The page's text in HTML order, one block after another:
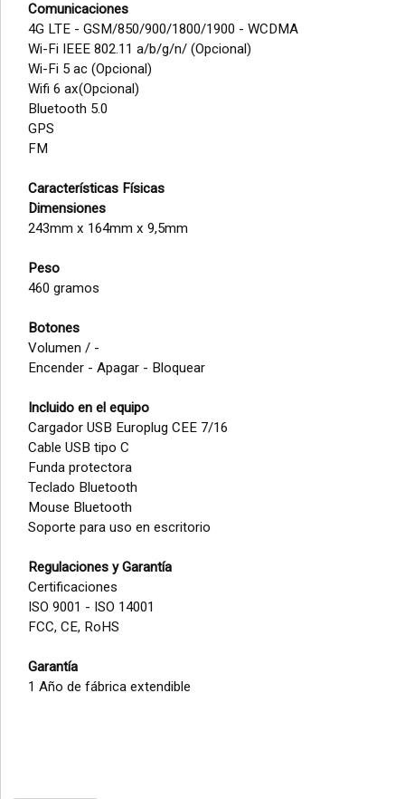
Comunicaciones
4G LTE - GSM/850/900/1800/1900 - WCDMA
Wi-Fi IEEE 802.11 a/b/g/n/ (Opcional)
Wi-Fi 5 ac (Opcional)
Wifi 6 ax(Opcional)
Bluetooth 5.0
GPS
FM
Características Físicas
Dimensiones
243mm x 164mm x 9,5mm
Peso
460 gramos
Botones
Volumen / -
Encender - Apagar - Bloquear
Incluido en el equipo
Cargador USB Europlug CEE 7/16
Cable USB tipo C
Funda protectora
Teclado Bluetooth
Mouse Bluetooth
Soporte para uso en escritorio
Regulaciones y Garantía
Certificaciones
ISO 9001 - ISO 14001
FCC, CE, RoHS
Garantía
1 Año de fábrica extendible